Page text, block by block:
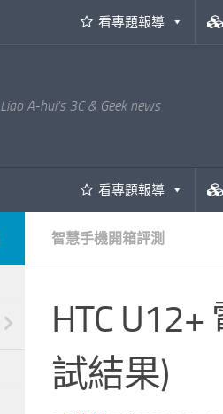
看專題報導
Liao A-hui's 3C & Geek news
看專題報導
智慧手機開箱評測
HTC
試結果)